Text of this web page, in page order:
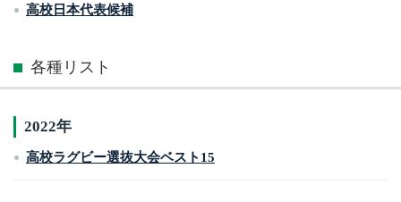
高校日本代表候補
各種リスト
2022年
高校ラグビー選抜大会ベスト15